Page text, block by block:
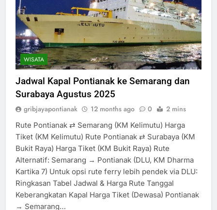
WISATA
Jadwal Kapal Pontianak ke Semarang dan
Surabaya Agustus 2025
gribjayapontianak 12 months ago 0 2 mins
Rute Pontianak ⇄ Semarang (KM Kelimutu) Harga
Tiket (KM Kelimutu) Rute Pontianak ⇄ Surabaya (KM
Bukit Raya) Harga Tiket (KM Bukit Raya) Rute
Alternatif: Semarang → Pontianak (DLU, KM Dharma
Kartika 7) Untuk opsi rute ferry lebih pendek via DLU:
Ringkasan Tabel Jadwal & Harga Rute Tanggal
Keberangkatan Kapal Harga Tiket (Dewasa) Pontianak
→ Semarang…